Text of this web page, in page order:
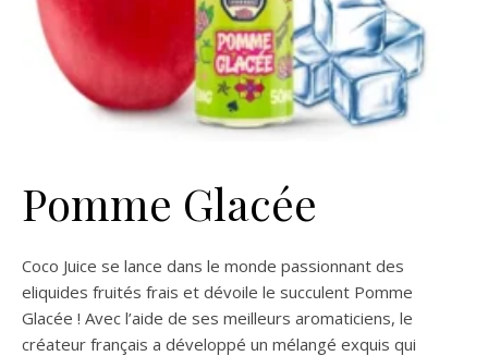
Pomme Glacée
Coco Juice se lance dans le monde passionnant des
eliquides fruités frais et dévoile le succulent Pomme
Glacée ! Avec l’aide de ses meilleurs aromaticiens, le
créateur français a développé un mélangé exquis qui